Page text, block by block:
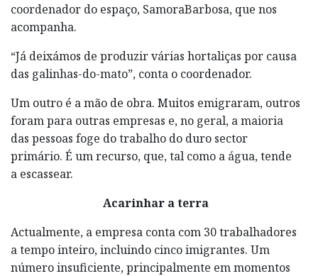
coordenador do espaço, SamoraBarbosa, que nos
acompanha.
“Já deixámos de produzir várias hortaliças por causa
das galinhas-do-mato”, conta o coordenador.
Um outro é a mão de obra. Muitos emigraram, outros
foram para outras empresas e, no geral, a maioria
das pessoas foge do trabalho do duro sector
primário. É um recurso, que, tal como a água, tende
a escassear.
Acarinhar a terra
Actualmente, a empresa conta com 30 trabalhadores
a tempo inteiro, incluindo cinco imigrantes. Um
número insuficiente, principalmente em momentos